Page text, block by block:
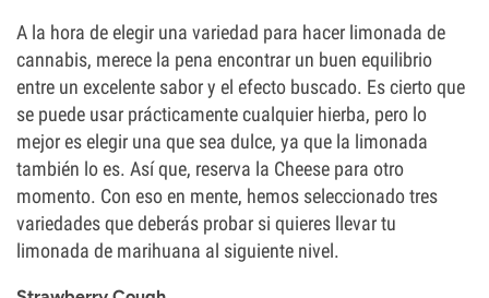
A la hora de elegir una variedad para hacer limonada de
cannabis, merece la pena encontrar un buen equilibrio
entre un excelente sabor y el efecto buscado. Es cierto que
se puede usar prácticamente cualquier hierba, pero lo
mejor es elegir una que sea dulce, ya que la limonada
también lo es. Así que, reserva la Cheese para otro
momento. Con eso en mente, hemos seleccionado tres
variedades que deberás probar si quieres llevar tu
limonada de marihuana al siguiente nivel.